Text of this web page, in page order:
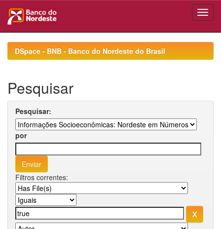
navigationDSpace - BNB - Banco do Nordeste do Brasil
Pesquisar
Pesquisar:
por
Filtros correntes: